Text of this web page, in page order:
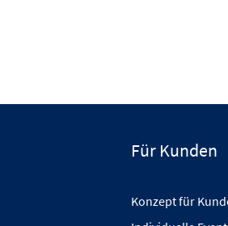
Für Kunden
Konzept für